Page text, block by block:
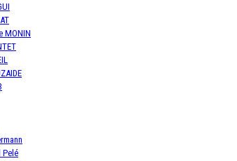
MONIN
Pelé